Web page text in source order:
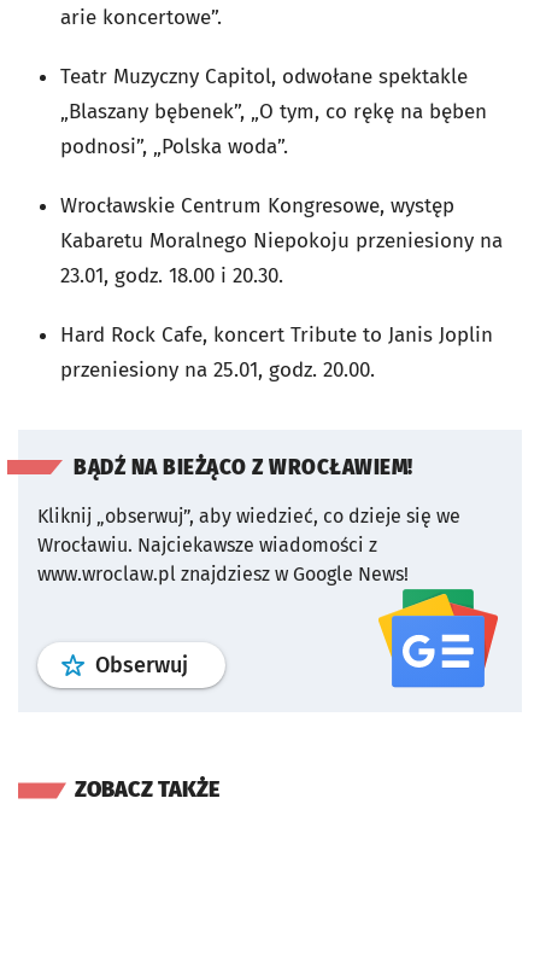
arie koncertowe”.
Teatr Muzyczny Capitol, odwołane spektakle
„Blaszany bębenek”, „O tym, co rękę na bęben
podnosi”, „Polska woda”.
Wrocławskie Centrum Kongresowe, występ
Kabaretu Moralnego Niepokoju przeniesiony na
23.01, godz. 18.00 i 20.30.
Hard Rock Cafe, koncert Tribute to Janis Joplin
przeniesiony na 25.01, godz. 20.00.
BĄDŹ NA BIEŻĄCO Z WROCŁAWIEM!
Kliknij „obserwuj”, aby wiedzieć, co dzieje się we
Wrocławiu. Najciekawsze wiadomości z
www.wroclaw.pl znajdziesz w Google News!
Obserwuj profil serwisu
ZOBACZ TAKŻE